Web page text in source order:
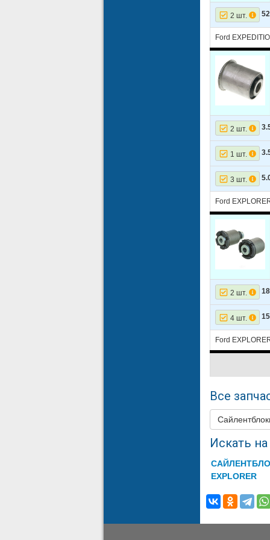
2 шт.
Ford
2 шт.
1 шт.
3 шт.
Ford
2 шт.
4 шт.
Ford
Все
Искать
EXPLORER